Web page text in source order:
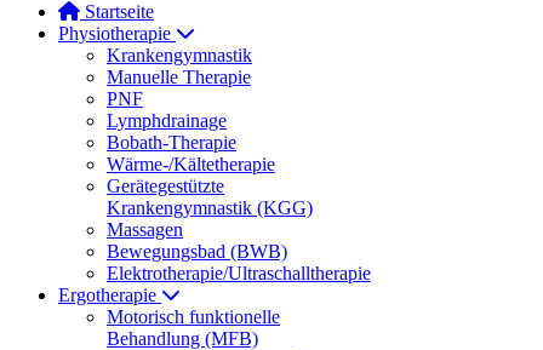
Startseite
Physiotherapie
Krankengymnastik
Manuelle Therapie
PNF
Lymphdrainage
Bobath-Therapie
Wärme-/Kältetherapie
Gerätegestützte
Krankengymnastik (KGG)
Massagen
Bewegungsbad (BWB)
Elektrotherapie/Ultraschalltherapie
Ergotherapie
Motorisch funktionelle
Behandlung (MFB)